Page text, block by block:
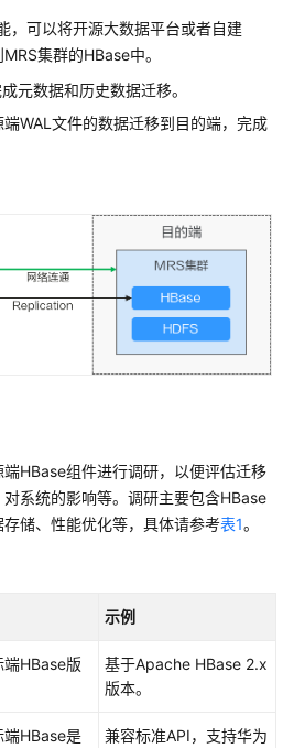
，可以将开源大数据平台或者自建
集群的HBase中。
元数据和历史数据迁移。
WAL文件的数据迁移到目的端，完成
HBase组件进行调研，以便评估迁移
系统的影响等。调研主要包含HBase
储、性能优化等，具体请参考表1。
示例
HBase版
基于Apache HBase 2.x
版本。
HBase是
兼容标准API，支持华为